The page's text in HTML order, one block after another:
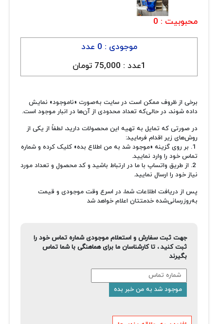
قهوه
محبوبیت : 0
موجودی : 0 عدد
1عدد :
75,000 تومان
برخی از ظروف ممکن است در سایت به‌صورت «ناموجود» نمایش
داده شوند، در حالی‌که تعداد محدودی از آن‌ها در انبار موجود است.
در صورتی که تمایل به تهیه این محصولات دارید، لطفاً از یکی از
روش‌های زیر اقدام فرمایید:
1. بر روی گزینه «موجود شد به من اطلاع بده» کلیک کرده و شماره
تماس خود را وارد نمایید.
2. از طریق واتساپ با ما در ارتباط باشید و کد محصول و تعداد مورد
نیاز خود را ارسال نمایید.
پس از دریافت اطلاعات شما، در اسرع وقت موجودی و قیمت
به‌روزرسانی‌شده خدمتتان اعلام خواهد شد
جهت ثبت سفارش و استعلام موجودی شماره تماس خود را
ثبت کنید ، تا کارشناسان ما برای هماهنگی با شما تماس
بگیرند